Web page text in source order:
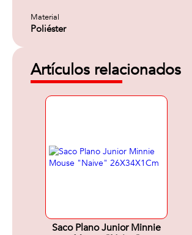
Material
Poliéster
Artículos relacionados
Saco Plano Junior Minnie